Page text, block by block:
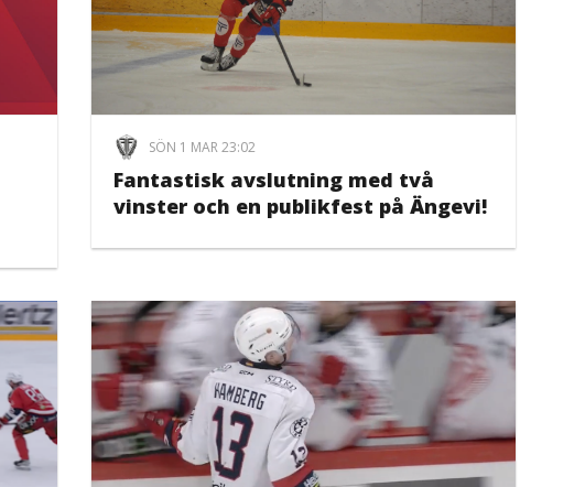
SÖN 1 MAR 23:02
Fantastisk avslutning med två
vinster och en publikfest på Ängevi!